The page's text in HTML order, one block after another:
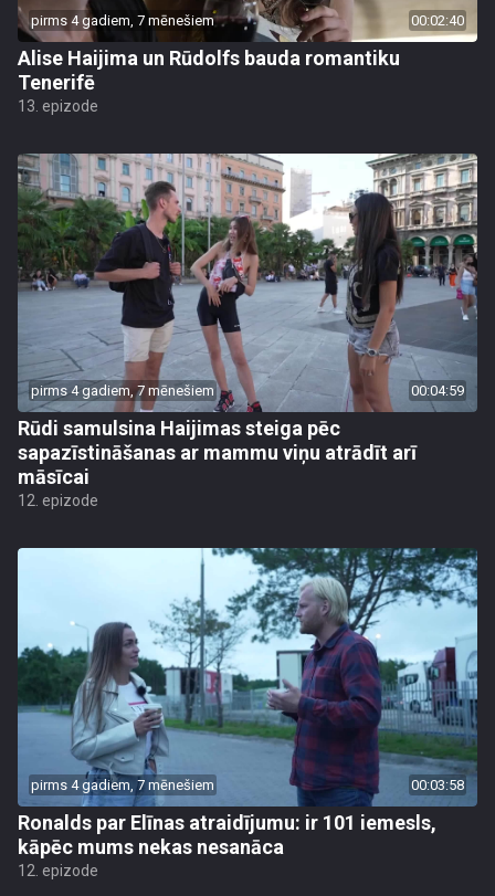
pirms 4 gadiem, 7 mēnešiem 00:02:40
Alise Haijima un Rūdolfs bauda romantiku
Tenerifē
13. epizode
pirms 4 gadiem, 7 mēnešiem 00:04:59
Rūdi samulsina Haijimas steiga pēc
sapazīstināšanas ar mammu viņu atrādīt arī
māsīcai
12. epizode
pirms 4 gadiem, 7 mēnešiem 00:03:58
Ronalds par Elīnas atraidījumu: ir 101 iemesls,
kāpēc mums nekas nesanāca
12. epizode